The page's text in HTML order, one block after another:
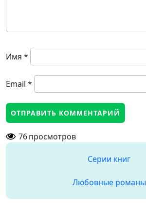
Имя *
Email *
76просмотров
Серии книг
Любовные романы